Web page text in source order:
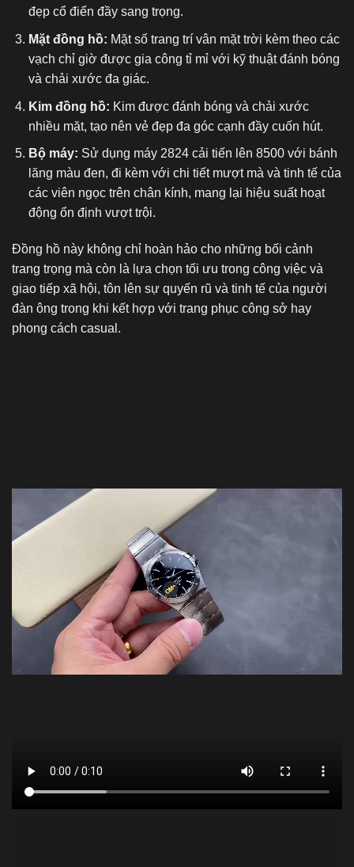
đẹp cổ điển đầy sang trọng.
Mặt đồng hồ: Mặt số trang trí vân mặt trời kèm theo các
vạch chỉ giờ được gia công tỉ mỉ với kỹ thuật đánh bóng
và chải xước đa giác.
Kim đồng hồ: Kim được đánh bóng và chải xước
nhiều mặt, tạo nên vẻ đẹp đa góc cạnh đầy cuốn hút.
Bộ máy: Sử dụng máy 2824 cải tiến lên 8500 với bánh
lăng màu đen, đi kèm với chi tiết mượt mà và tinh tế của
các viên ngọc trên chân kính, mang lại hiệu suất hoạt
động ổn định vượt trội.
Đồng hồ này không chỉ hoàn hảo cho những bối cảnh
trang trọng mà còn là lựa chọn tối ưu trong công việc và
giao tiếp xã hội, tôn lên sự quyến rũ và tinh tế của người
đàn ông trong khi kết hợp với trang phục công sở hay
phong cách casual.